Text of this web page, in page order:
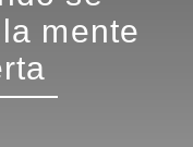
mente